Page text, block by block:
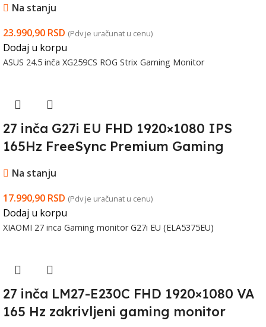
Na stanju
23.990,90 RSD (Pdv je uračunat u cenu)
Dodaj u korpu
ASUS 24.5 inča XG259CS ROG Strix Gaming Monitor
27 inča G27i EU FHD 1920×1080 IPS
165Hz FreeSync Premium Gaming
Na stanju
17.990,90 RSD (Pdv je uračunat u cenu)
Dodaj u korpu
XIAOMI 27 inca Gaming monitor G27i EU (ELA5375EU)
27 inča LM27-E230C FHD 1920×1080 VA
165 Hz zakrivljeni gaming monitor